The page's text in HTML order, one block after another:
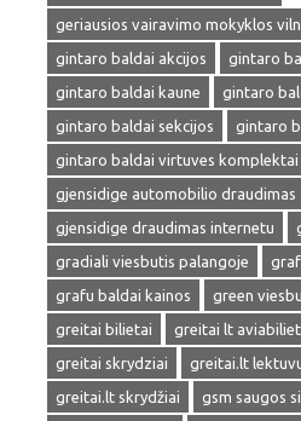
geriausios vairavimo mokyklos
gintaro baldai akcijos
gintaro
gintaro baldai kaune
gintaro
gintaro baldai sekcijos
gintaro
gintaro baldai virtuves komplektai
gjensidige automobilio draudimas
gjensidige draudimas internetu
gradiali viesbutis palangoje
grafu baldai kainos
green
greitai bilietai
greitai lt
greitai skrydziai
greitai.lt
greitai.lt skrydžiai
gsm saugos